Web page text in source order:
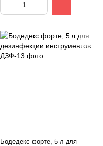
Бодедекс форте, 5 л для